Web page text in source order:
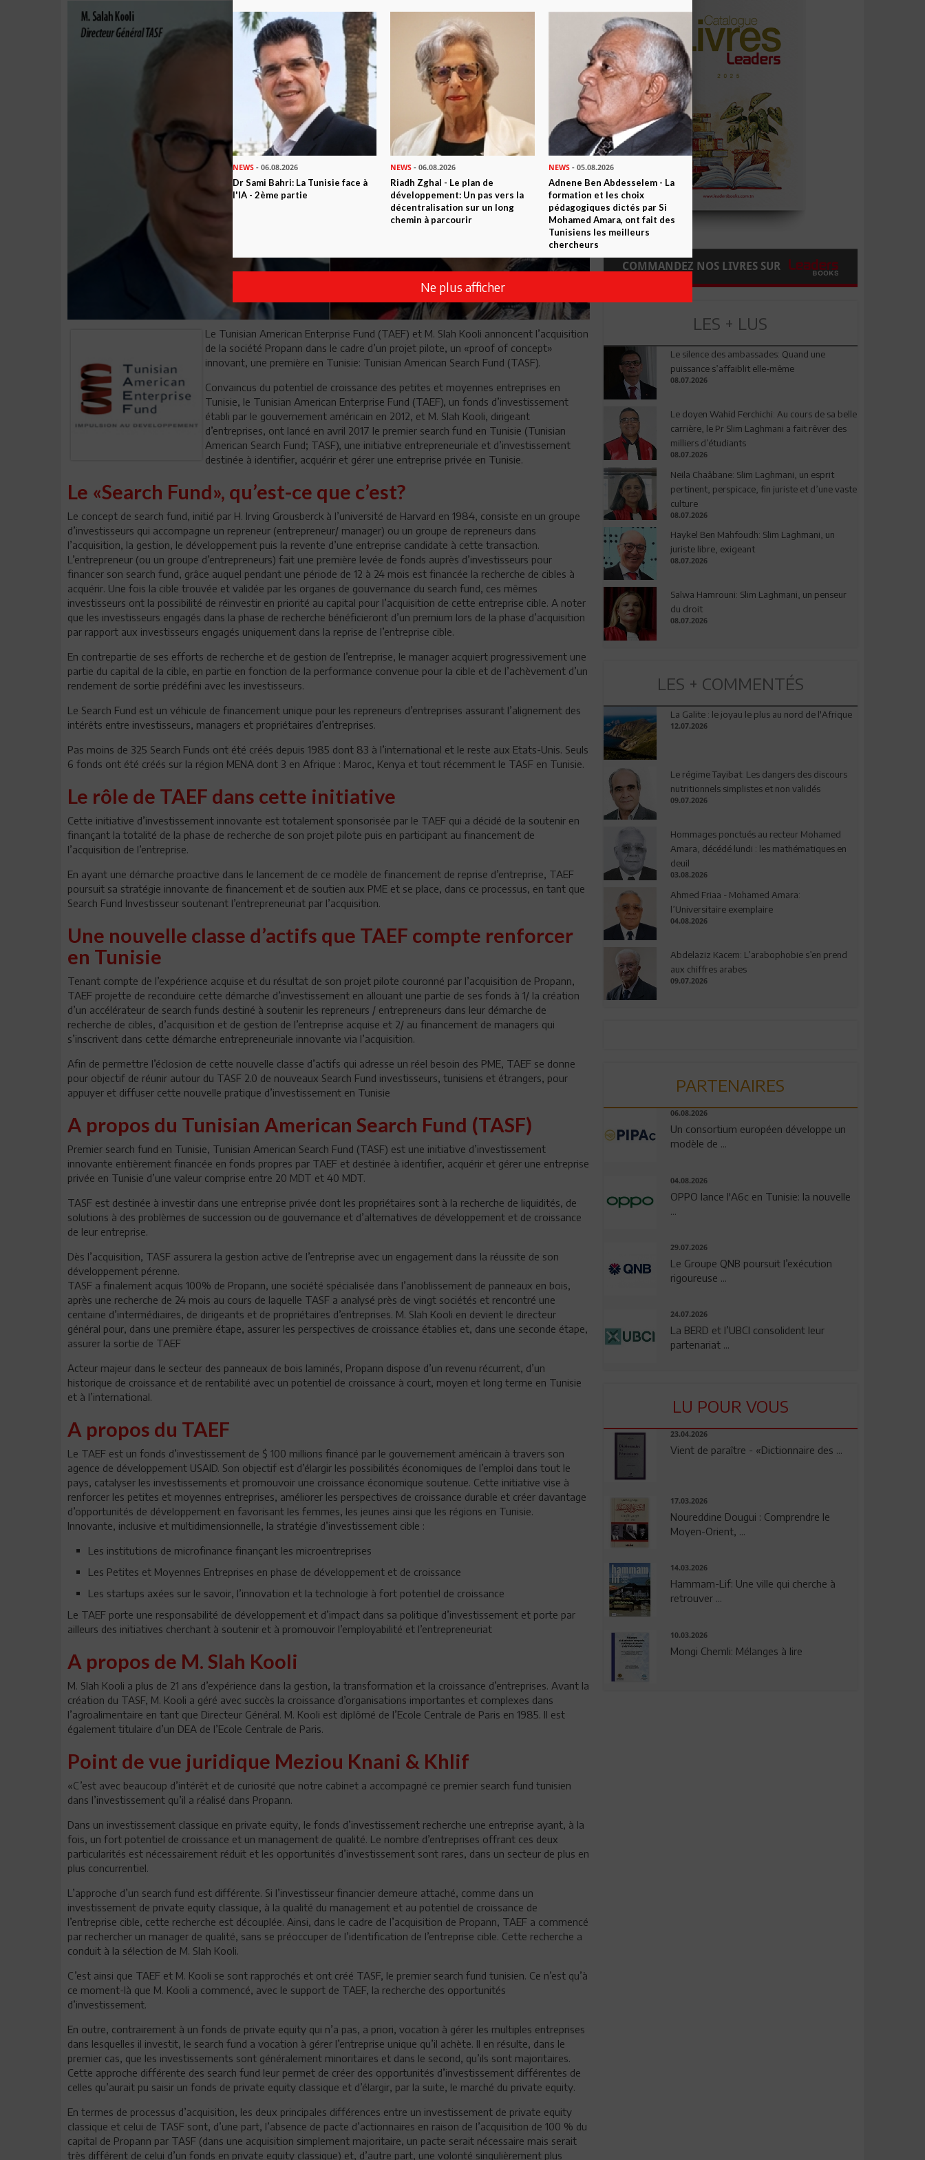
Le Tunisian American Enterprise Fund (TAEF) et M. Slah Kooli annoncent l’acquisition
de la société Propann dans le cadre d’un projet pilote, un «proof of concept»
innovant, une première en Tunisie: Tunisian American Search Fund (TASF).
Convaincus du potentiel de croissance des petites et moyennes entreprises en
Tunisie, le Tunisian American Enterprise Fund (TAEF), un fonds d’investissement
établi par le gouvernement américain en 2012, et M. Slah Kooli, dirigeant
d’entreprises, ont lancé en avril 2017 le premier search fund en Tunisie (Tunisian
American Search Fund; TASF), une initiative entrepreneuriale et d’investissement
destinée à identifier, acquérir et gérer une entreprise privée en Tunisie.
Le «Search Fund», qu’est-ce que c’est?
Le concept de search fund, initié par H. Irving Grousberck à l’université de Harvard en 1984, consiste en un groupe
d’investisseurs qui accompagne un repreneur (entrepreneur/ manager) ou un groupe de repreneurs dans
l’acquisition, la gestion, le développement puis la revente d’une entreprise candidate à cette transaction.
L’entrepreneur (ou un groupe d’entrepreneurs) fait une première levée de fonds auprès d’investisseurs pour
financer son search fund, grâce auquel pendant une période de 12 à 24 mois est financée la recherche de cibles à
acquérir. Une fois la cible trouvée et validée par les organes de gouvernance du search fund, ces mêmes
investisseurs ont la possibilité de réinvestir en priorité au capital pour l’acquisition de cette entreprise cible. A noter
que les investisseurs engagés dans la phase de recherche bénéficieront d’un premium lors de la phase d’acquisition
par rapport aux investisseurs engagés uniquement dans la reprise de l’entreprise cible.
En contrepartie de ses efforts de recherche et de gestion de l’entreprise, le manager acquiert progressivement une
partie du capital de la cible, en partie en fonction de la performance convenue pour la cible et de l’achèvement d’un
rendement de sortie prédéfini avec les investisseurs.
Le Search Fund est un véhicule de financement unique pour les repreneurs d’entreprises assurant l’alignement des
intérêts entre investisseurs, managers et propriétaires d’entreprises.
Pas moins de 325 Search Funds ont été créés depuis 1985 dont 83 à l’international et le reste aux Etats-Unis. Seuls
6 fonds ont été créés sur la région MENA dont 3 en Afrique : Maroc, Kenya et tout récemment le TASF en Tunisie.
Le rôle de TAEF dans cette initiative
Cette initiative d’investissement innovante est totalement sponsorisée par le TAEF qui a décidé de la soutenir en
finançant la totalité de la phase de recherche de son projet pilote puis en participant au financement de
l’acquisition de l’entreprise.
En ayant une démarche proactive dans le lancement de ce modèle de financement de reprise d’entreprise, TAEF
poursuit sa stratégie innovante de financement et de soutien aux PME et se place, dans ce processus, en tant que
Search Fund Investisseur soutenant l’entrepreneuriat par l’acquisition.
Une nouvelle classe d’actifs que TAEF compte renforcer
en Tunisie
Tenant compte de l’expérience acquise et du résultat de son projet pilote couronné par l’acquisition de Propann,
TAEF projette de reconduire cette démarche d’investissement en allouant une partie de ses fonds à 1/ la création
d’un accélérateur de search funds destiné à soutenir les repreneurs / entrepreneurs dans leur démarche de
recherche de cibles, d’acquisition et de gestion de l’entreprise acquise et 2/ au financement de managers qui
s’inscrivent dans cette démarche entrepreneuriale innovante via l’acquisition.
Afin de permettre l’éclosion de cette nouvelle classe d’actifs qui adresse un réel besoin des PME, TAEF se donne
pour objectif de réunir autour du TASF 2.0 de nouveaux Search Fund investisseurs, tunisiens et étrangers, pour
appuyer et diffuser cette nouvelle pratique d’investissement en Tunisie
A propos du Tunisian American Search Fund (TASF)
Premier search fund en Tunisie, Tunisian American Search Fund (TASF) est une initiative d’investissement
innovante entièrement financée en fonds propres par TAEF et destinée à identifier, acquérir et gérer une entreprise
privée en Tunisie d’une valeur comprise entre 20 MDT et 40 MDT.
TASF est destinée à investir dans une entreprise privée dont les propriétaires sont à la recherche de liquidités, de
solutions à des problèmes de succession ou de gouvernance et d’alternatives de développement et de croissance
de leur entreprise.
Dès l’acquisition, TASF assurera la gestion active de l’entreprise avec un engagement dans la réussite de son
développement pérenne.
TASF a finalement acquis 100% de Propann, une société spécialisée dans l’anoblissement de panneaux en bois,
après une recherche de 24 mois au cours de laquelle TASF a analysé près de vingt sociétés et rencontré une
centaine d’intermédiaires, de dirigeants et de propriétaires d’entreprises. M. Slah Kooli en devient le directeur
général pour, dans une première étape, assurer les perspectives de croissance établies et, dans une seconde étape,
assurer la sortie de TAEF
Acteur majeur dans le secteur des panneaux de bois laminés, Propann dispose d’un revenu récurrent, d’un
historique de croissance et de rentabilité avec un potentiel de croissance à court, moyen et long terme en Tunisie
et à l’international.
A propos du TAEF
Le TAEF est un fonds d’investissement de $ 100 millions financé par le gouvernement américain à travers son
agence de développement USAID. Son objectif est d’élargir les possibilités économiques de l’emploi dans tout le
pays, catalyser les investissements et promouvoir une croissance économique soutenue. Cette initiative vise à
renforcer les petites et moyennes entreprises, améliorer les perspectives de croissance durable et créer davantage
d’opportunités de développement en favorisant les femmes, les jeunes ainsi que les régions en Tunisie.
Innovante, inclusive et multidimensionnelle, la stratégie d’investissement cible :
Les institutions de microfinance finançant les microentreprises
Les Petites et Moyennes Entreprises en phase de développement et de croissance
Les startups axées sur le savoir, l’innovation et la technologie à fort potentiel de croissance
Le TAEF porte une responsabilité de développement et d’impact dans sa politique d’investissement et porte par
ailleurs des initiatives cherchant à soutenir et à promouvoir l’employabilité et l’entrepreneuriat
A propos de M. Slah Kooli
M. Slah Kooli a plus de 21 ans d’expérience dans la gestion, la transformation et la croissance d’entreprises. Avant la
création du TASF, M. Kooli a géré avec succès la croissance d’organisations importantes et complexes dans
l’agroalimentaire en tant que Directeur Général. M. Kooli est diplômé de l’Ecole Centrale de Paris en 1985. Il est
également titulaire d’un DEA de l’Ecole Centrale de Paris.
Point de vue juridique Meziou Knani & Khlif
«C’est avec beaucoup d’intérêt et de curiosité que notre cabinet a accompagné ce premier search fund tunisien
dans l’investissement qu’il a réalisé dans Propann.
Dans un investissement classique en private equity, le fonds d’investissement recherche une entreprise ayant, à la
fois, un fort potentiel de croissance et un management de qualité. Le nombre d’entreprises offrant ces deux
particularités est nécessairement réduit et les opportunités d’investissement sont rares, dans un secteur de plus en
plus concurrentiel.
L’approche d’un search fund est différente. Si l’investisseur financier demeure attaché, comme dans un
investissement de private equity classique, à la qualité du management et au potentiel de croissance de
l’entreprise cible, cette recherche est découplée. Ainsi, dans le cadre de l’acquisition de Propann, TAEF a commencé
par rechercher un manager de qualité, sans se préoccuper de l’identification de l’entreprise cible. Cette recherche a
conduit à la sélection de M. Slah Kooli.
C’est ainsi que TAEF et M. Kooli se sont rapprochés et ont créé TASF, le premier search fund tunisien. Ce n’est qu’à
ce moment-là que M. Kooli a commencé, avec le support de TAEF, la recherche des opportunités
d’investissement.
En outre, contrairement à un fonds de private equity qui n’a pas, a priori, vocation à gérer les multiples entreprises
dans lesquelles il investit, le search fund a vocation à gérer l’entreprise unique qu’il achète. Il en résulte, dans le
premier cas, que les investissements sont généralement minoritaires et dans le second, qu’ils sont majoritaires.
Cette approche différente des search fund leur permet de créer des opportunités d’investissement différentes de
celles qu’aurait pu saisir un fonds de private equity classique et d’élargir, par la suite, le marché du private equity.
En termes de processus d’acquisition, les deux principales différences entre un investissement de private equity
classique et celui de TASF sont, d’une part, l’absence de pacte d’actionnaires en raison de l’acquisition de 100 % du
capital de Propann par TASF (dans une acquisition simplement majoritaire, un pacte serait nécessaire mais serait
très différent de celui d’un fonds en private equity classique) et, d’autre part, une volonté singulièrement plus
COMMANDEZ NOS LIVRES SUR
LES + LUS
Le silence des ambassades: Quand une
puissance s’affaiblit elle-même
08.07.2026
Le doyen Wahid Ferchichi: Au cours de sa belle
carrière, le Pr Slim Laghmani a fait rêver des
milliers d’étudiants
08.07.2026
Neila Chaâbane: Slim Laghmani, un esprit
pertinent, perspicace, fin juriste et d’une vaste
culture
08.07.2026
Haykel Ben Mahfoudh: Slim Laghmani, un
juriste libre, exigeant
08.07.2026
Salwa Hamrouni: Slim Laghmani, un penseur
du droit
08.07.2026
LES + COMMENTÉS
La Galite : le joyau le plus au nord de l'Afrique
12.07.2026
Le régime Tayibat: Les dangers des discours
nutritionnels simplistes et non validés
09.07.2026
Hommages ponctués au recteur Mohamed
Amara, décédé lundi : les mathématiques en
deuil
03.08.2026
Ahmed Friaa - Mohamed Amara:
l’Universitaire exemplaire
04.08.2026
Abdelaziz Kacem: L’arabophobie s’en prend
aux chiffres arabes
09.07.2026
PARTENAIRES
06.08.2026
Un consortium européen développe un
modèle de ...
04.08.2026
OPPO lance l'A6c en Tunisie: la nouvelle
...
29.07.2026
Le Groupe QNB poursuit l’exécution
rigoureuse ...
24.07.2026
La BERD et l’UBCI consolident leur
partenariat ...
LU POUR VOUS
23.04.2026
Vient de paraître - «Dictionnaire des ...
17.03.2026
Noureddine Dougui : Comprendre le
Moyen-Orient, ...
14.03.2026
Hammam-Lif: Une ville qui cherche à
retrouver ...
10.03.2026
Mongi Chemli: Mélanges à lire
NEWS - 06.08.2026
Dr Sami Bahri: La Tunisie face à
l'IA - 2ème partie
NEWS - 06.08.2026
Riadh Zghal - Le plan de
développement: Un pas vers la
décentralisation sur un long
chemin à parcourir
NEWS- 05.08.2026
Adnene Ben Abdesselem - La
formation et les choix
pédagogiques dictés par Si
Mohamed Amara, ont fait des
Tunisiens les meilleurs
chercheurs
Ne plus afficher